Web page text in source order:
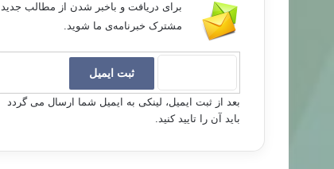
برای دریافت و باخبر شدن از مطالب جدید
مشترک خبرنامه‌ی ما شوید.
بعد از ثبت ایمیل، لینکی به ایمیل شما ارسال می گردد
باید آن را تایید کنید.